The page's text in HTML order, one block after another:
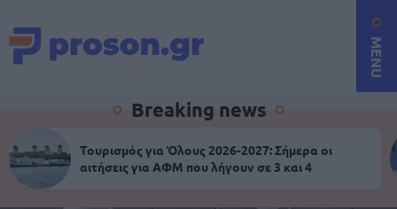
MENU
Breaking news
Τουρισμός για Όλους 2026-2027: Σήμερα οι
αιτήσεις για ΑΦΜ που λήγουν σε 3 και 4